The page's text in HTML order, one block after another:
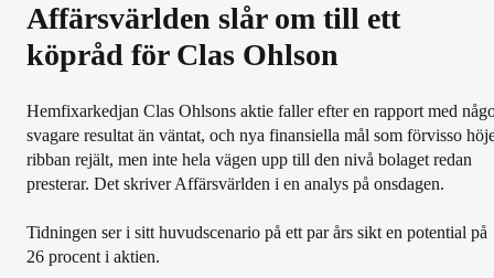
Affärsvärlden slår om till ett
köpråd för Clas Ohlson
Hemfixarkedjan Clas Ohlsons aktie faller efter en rapport med
svagare resultat än väntat, och nya finansiella mål som förvisso
ribban rejält, men inte hela vägen upp till den nivå bolaget redan
presterar. Det skriver Affärsvärlden i en analys på onsdagen.
Tidningen ser i sitt huvudscenario på ett par års sikt en potential på
26 procent i aktien.